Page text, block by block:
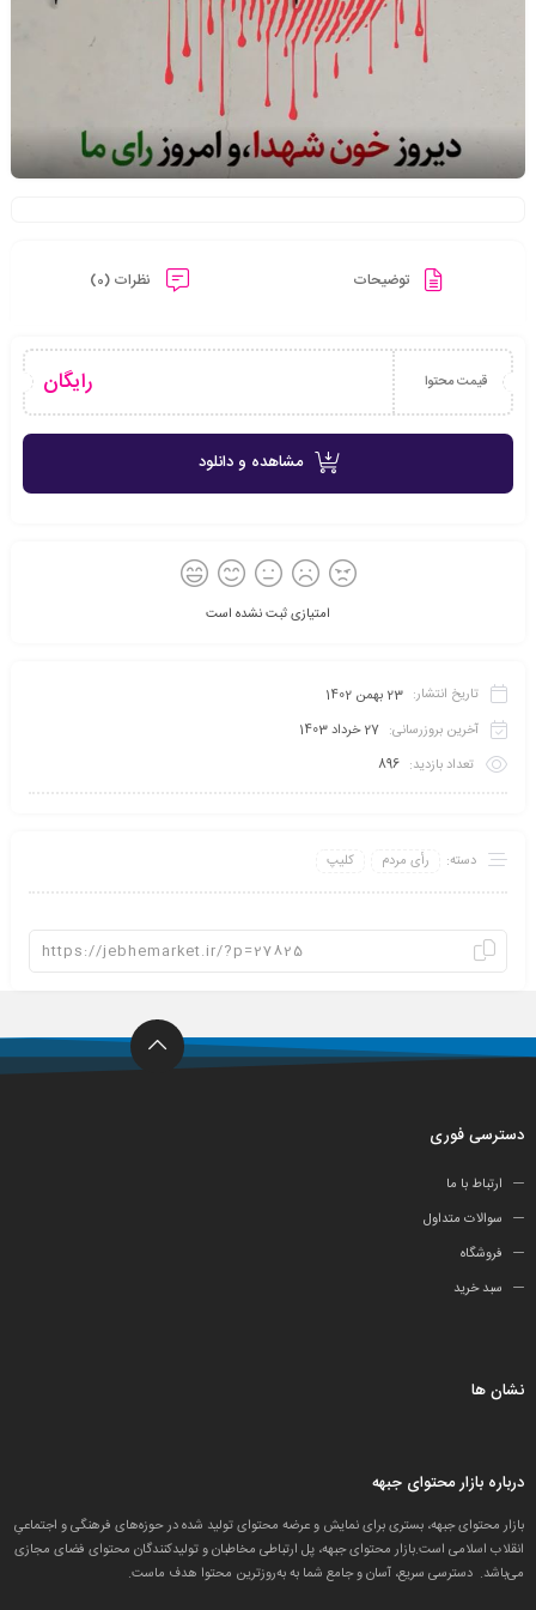
توضیحات نظرات (0)
قیمت محتوا رایگان
مشاهده و دانلود
امتیازی ثبت نشده است
تاریخ انتشار: 23 بهمن 1402
آخرین بروزرسانی: 27 خرداد 1403
تعداد بازدید: 896
دسته: رأی مردم کلیپ
دسترسی فوری
ارتباط با ما
سوالات متداول
فروشگاه
سبد خرید
نشان ها
درباره بازار محتوای جبهه
بازار محتوای جبهه، بستری برای نمایش و عرضه محتوای تولید شده در حوزه‌های فرهنگی و اجتماعیِ
انقلاب اسلامی است.بازار محتوای جبهه، پل ارتباطی مخاطبان و تولید‌کنندگان محتوای فضای مجازی
می‌باشد. دسترسی سریع، آسان و جامع شما به به‌روزترین محتوا هدف ماست.